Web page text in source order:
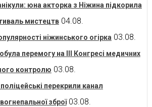
юна акторка з Ніжина підкорила
мистецтв 04.08.
ніжинського огірка 03.08.
перемогу на ІІІ Конгресі медичних
контролю 03.08.
перекрили канал
зброї 03.08.